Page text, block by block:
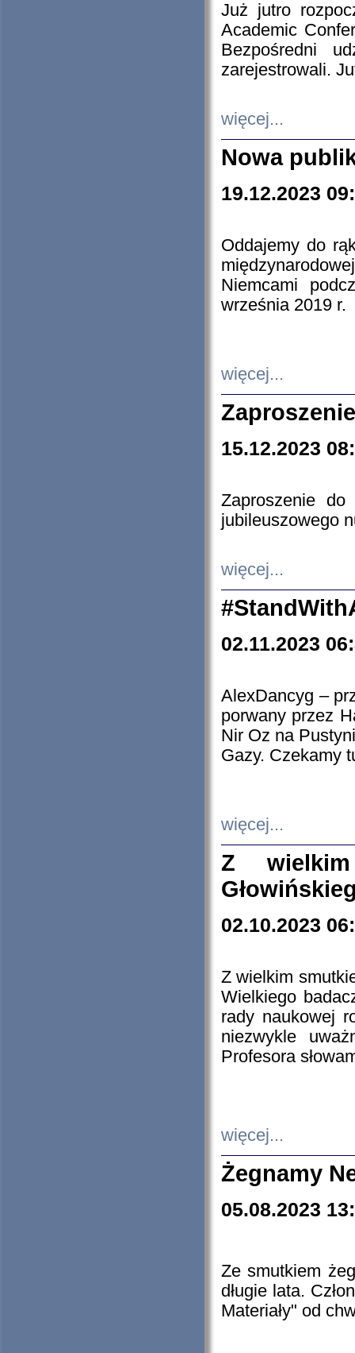
Już jutro
Academic
Bezpośredni
zarejestrowali.
więcej...
Nowa
19.12.2023
Oddajemy do
Niemcami
września 2019 r.
więcej...
15.12.2023
Zaproszenie do
jubileuszowego
więcej...
02.11.2023
AlexDancyg –
porwany przez
Nir Oz na
Gazy. Czekamy
więcej...
Z
02.10.2023
Z wielkim
Wielkiego
rady naukowej
niezwykle
Profesora
więcej...
Żegnamy
05.08.2023
Ze smutkiem
długie lata.
Materiały" od